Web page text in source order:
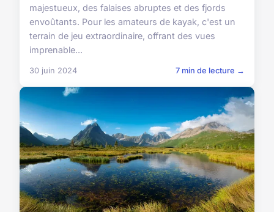
majestueux, des falaises abruptes et des fjords
envoûtants. Pour les amateurs de kayak, c'est un
terrain de jeu extraordinaire, offrant des vues
imprenable...
30 juin 2024 7 min de lecture →